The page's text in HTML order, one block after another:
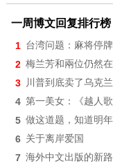
一周博文回复排行榜
1 台湾问题：麻将停牌
2 梅兰芳和兩位仍然
3 川普到底卖了乌克
4 第一美女：《越人
5 做这道题，知道明
6 关于离岸爱国
7 海外中文出版的新路